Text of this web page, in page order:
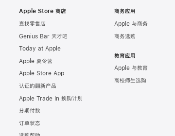
Apple Store 商店
查找零售店
Genius Bar 天才吧
Today at Apple
Apple 夏令营
Apple Store App
认证的翻新产品
Apple Trade In 换购计划
分期付款
订单状态
商务应用
Apple 与商务
商务选购
教育应用
Apple 与教育
高校师生选购